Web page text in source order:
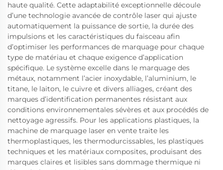
haute qualité. Cette adaptabilité exceptionnelle découle
d’une technologie avancée de contrôle laser qui ajuste
automatiquement la puissance de sortie, la durée des
impulsions et les caractéristiques du faisceau afin
d’optimiser les performances de marquage pour chaque
type de matériau et chaque exigence d’application
spécifique. Le système excelle dans le marquage des
métaux, notamment l’acier inoxydable, l’aluminium, le
titane, le laiton, le cuivre et divers alliages, créant des
marques d’identification permanentes résistant aux
conditions environnementales sévères et aux procédés de
nettoyage agressifs. Pour les applications plastiques, la
machine de marquage laser en vente traite les
thermoplastiques, les thermodurcissables, les plastiques
techniques et les matériaux composites, produisant des
marques claires et lisibles sans dommage thermique ni